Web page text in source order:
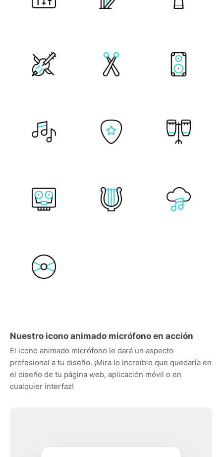
Nuestro icono animado micrófono en acción
El icono animado micrófono le dará un aspecto
profesional a tu diseño. ¡Mira lo increíble que quedaría en
el diseño de tu página web, aplicación móvil o en
cualquier interfaz!